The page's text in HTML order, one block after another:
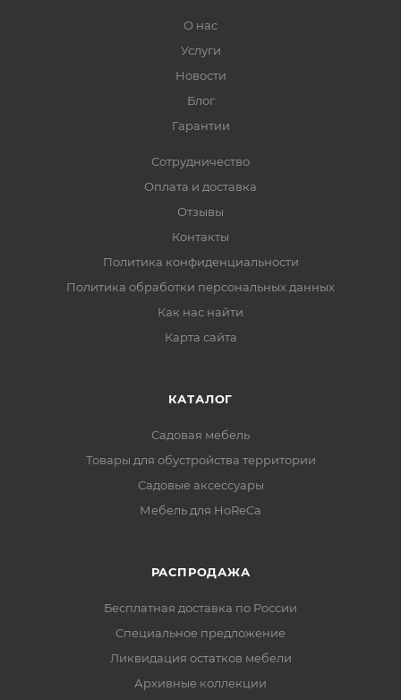
О нас
Услуги
Новости
Блог
Гарантии
Сотрудничество
Оплата и доставка
Отзывы
Контакты
Политика конфиденциальности
Политика обработки персональных данных
Как нас найти
Карта сайта
КАТАЛОГ
Садовая мебель
Товары для обустройства территории
Садовые аксессуары
Мебель для HoReCa
РАСПРОДАЖА
Бесплатная доставка по России
Специальное предложение
Ликвидация остатков мебели
Архивные коллекции